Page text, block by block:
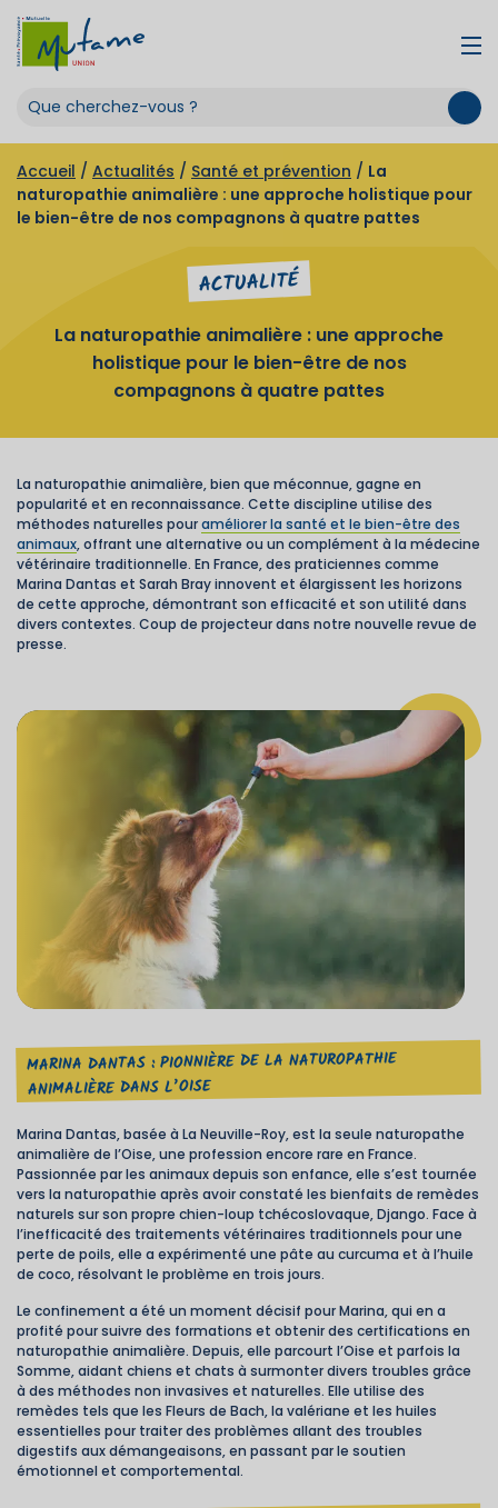
Accueil / Actualités / Santé et prévention / La
naturopathie animalière : une approche holistique pour
le bien-être de nos compagnons à quatre pattes
ACTUALITÉ
La naturopathie animalière : une approche
holistique pour le bien-être de nos
compagnons à quatre pattes
La naturopathie animalière, bien que méconnue, gagne en
popularité et en reconnaissance. Cette discipline utilise des
méthodes naturelles pouraméliorer la santé et le bien-être des
animaux, offrant une alternative ou un complément à la médecine
vétérinaire traditionnelle. En France, des praticiennes comme
Marina Dantas et Sarah Bray innovent et élargissent les horizons
de cette approche, démontrant son efficacité et son utilité dans
divers contextes. Coup de projecteur dans notre nouvelle revue de
presse.
MARINA DANTAS : PIONNIÈRE DE LA NATUROPATHIE
ANIMALIÈRE DANS L’OISE
Marina Dantas, basée à La Neuville-Roy, est la seule naturopathe
animalière de l’Oise, une profession encore rare en France.
Passionnée par les animaux depuis son enfance, elle s’est tournée
vers la naturopathie après avoir constaté les bienfaits de remèdes
naturels sur son propre chien-loup tchécoslovaque, Django. Face à
l’inefficacité des traitements vétérinaires traditionnels pour une
perte de poils, elle a expérimenté une pâte au curcuma et à l’huile
de coco, résolvant le problème en trois jours.
Le confinement a été un moment décisif pour Marina, qui en a
profité pour suivre des formations et obtenir des certifications en
naturopathie animalière. Depuis, elle parcourt l’Oise et parfois la
Somme, aidant chiens et chats à surmonter divers troubles grâce
à des méthodes non invasives et naturelles. Elle utilise des
remèdes tels que les Fleurs de Bach, la valériane et les huiles
essentielles pour traiter des problèmes allant des troubles
digestifs aux démangeaisons, en passant par le soutien
émotionnel et comportemental.